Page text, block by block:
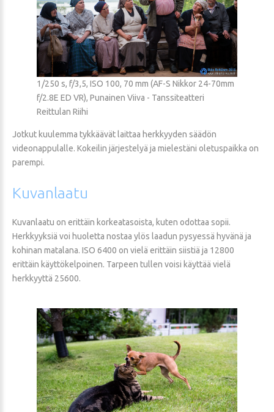
1/250 s, f/3,5, ISO 100, 70 mm (AF-S Nikkor 24-70mm
f/2.8E ED VR), Punainen Viiva - Tanssiteatteri
Reittulan Riihi
Jotkut kuulemma tykkäävät laittaa herkkyyden säädön
videonappulalle. Kokeilin järjestelyä ja mielestäni oletuspaikka on
parempi.
Kuvanlaatu
Kuvanlaatu on erittäin korkeatasoista, kuten odottaa sopii.
Herkkyyksiä voi huoletta nostaa ylös laadun pysyessä hyvänä ja
kohinan matalana. ISO 6400 on vielä erittäin siistiä ja 12800
erittäin käyttökelpoinen. Tarpeen tullen voisi käyttää vielä
herkkyyttä 25600.